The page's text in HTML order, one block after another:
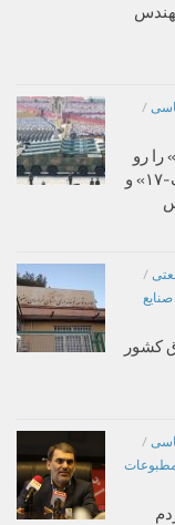
/
رو
کرد/ وحشت در پنتاگون؛ استقرار انبوه «دی‌اف‑۱۷» و
/
کشور
/